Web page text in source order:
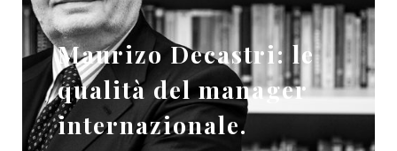
Maurizo Decastri: le
qualità del manager
internazionale.